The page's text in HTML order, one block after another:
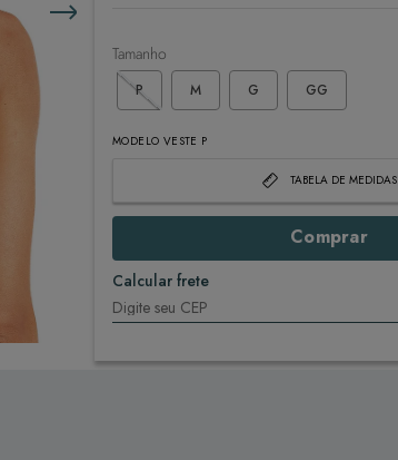
Tamanho
P M G GG
MODELO VESTE P
TABELA DE MEDIDAS
Comprar
Calcular frete